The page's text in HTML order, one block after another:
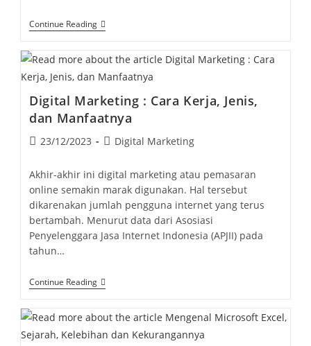
Continue ReadingHandphone
Dan
Digital Marketing : Cara Kerja, Jenis,
dan Manfaatnya
Post23/12/2023
PostDigital Marketing
Akhir-akhir ini digital marketing atau pemasaran
online semakin marak digunakan. Hal tersebut
dikarenakan jumlah pengguna internet yang terus
bertambah. Menurut data dari Asosiasi
Penyelenggara Jasa Internet Indonesia (APJII) pada
tahun…
Continue ReadingDigital
Marketing
Cara
Jenis,